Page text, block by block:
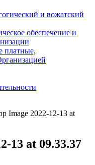
и вожатский
обеспечение и
платные,
Image 2022-12-13 at
13 at 09.33.37